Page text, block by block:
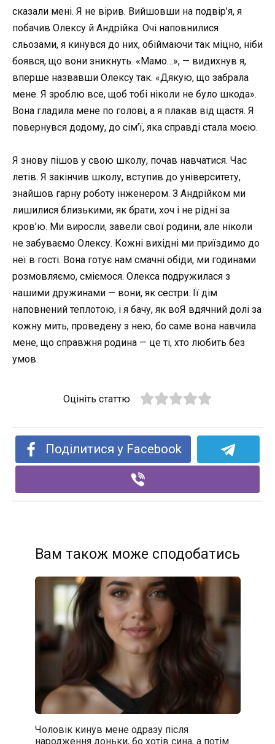
сказали мені. Я не вірив. Вийшовши на подвір’я, я
побачив Олексу й Андрійка. Очі наповнилися
сльозами, я кинувся до них, обіймаючи так міцно, ніби
боявся, що вони зникнуть. «Мамо…», — видихнув я,
вперше назвавши Олексу так. «Дякую, що забрала
мене. Я зроблю все, щоб тобі ніколи не було шкода».
Вона гладила мене по голові, а я плакав від щастя. Я
повернувся додому, до сім’ї, яка справді стала моєю.
Я знову пішов у свою школу, почав навчатися. Час
летів. Я закінчив школу, вступив до університету,
знайшов гарну роботу інженером. З Андрійком ми
лишилися близькими, як брати, хоч і не рідні за
кров’ю. Ми виросли, завели свої родини, але ніколи
не забуваємо Олексу. Кожні вихідні ми приїздимо до
неї в гості. Вона готує нам смачні обіди, ми годинами
розмовляємо, сміємося. Олекса подружилася з
нашими дружинами — вони, як сестри. Її дім
наповнений теплотою, і я бачу, як воЯ вдячний долі за
кожну мить, проведену з нею, бо саме вона навчила
мене, що справжня родина — це ті, хто любить без
умов.
Оцініть статтю
Поділитися у Facebook
Вам також може сподобатись
Чоловік кинув мене одразу після
народження доньки, бо хотів сина, а потім